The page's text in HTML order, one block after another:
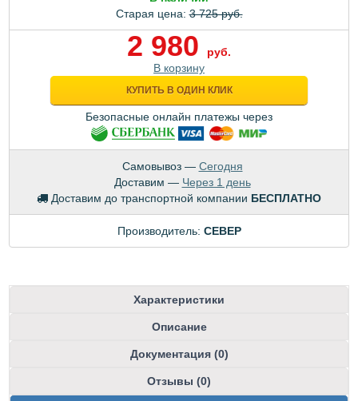
Старая цена:3 725 руб.
2 980
руб.
В корзину
КУПИТЬ В ОДИН КЛИК
Безопасные онлайн платежы через
Самовывоз — Сегодня
Доставим — Через 1 день
Доставим до транспортной компании БЕСПЛАТНО
Производитель: CEBEP
Характеристики
Описание
Документация (0)
Отзывы (0)